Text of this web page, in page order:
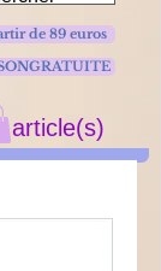
de 89 euros
article(s)